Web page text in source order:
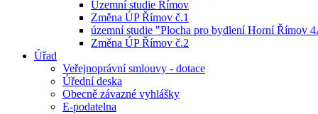
Územní studie Římov
Změna ÚP Římov č.1
územní studie "Plocha pro bydlení Horní Římov
Změna ÚP Římov č.2
Úřad
Veřejnoprávní smlouvy - dotace
Úřední deska
Obecně závazné vyhlášky
E-podatelna